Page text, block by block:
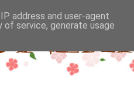
address and user-agent
of service, generate usage